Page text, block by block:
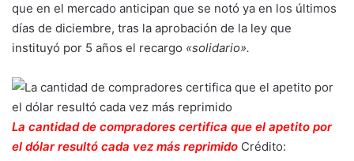
que en el mercado anticipan que se notó ya en los últimos
días de diciembre, tras la aprobación de la ley que
instituyó por 5 años el recargo «solidario».
La cantidad de compradores certifica que el apetito por
el dólar resultó cada vez más reprimido Crédito: